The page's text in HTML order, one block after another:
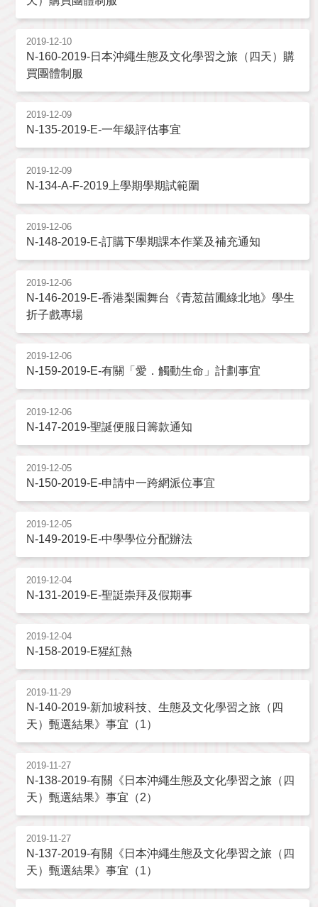
2019-12-10
N-160-2019-日本沖繩生態及文化學習之旅（四天）購
買團體制服
2019-12-09
N-135-2019-E-一年級評估事宜
2019-12-09
N-134-A-F-2019上學期學期試範圍
2019-12-06
N-148-2019-E-訂購下學期課本作業及補充通知
2019-12-06
N-146-2019-E-香港梨園舞台《青䓤苗圃綠北地》學生
折子戲專場
2019-12-06
N-159-2019-E-有關「愛．觸動生命」計劃事宜
2019-12-06
N-147-2019-聖誕便服日籌款通知
2019-12-05
N-150-2019-E-申請中一跨網派位事宜
2019-12-05
N-149-2019-E-中學學位分配辦法
2019-12-04
N-131-2019-E-聖誔崇拜及假期事
2019-12-04
N-158-2019-E猩紅熱
2019-11-29
N-140-2019-新加坡科技、生態及文化學習之旅（四
天）甄選結果》事宜（1）
2019-11-27
N-138-2019-有關《日本沖繩生態及文化學習之旅（四
天）甄選結果》事宜（2）
2019-11-27
N-137-2019-有關《日本沖繩生態及文化學習之旅（四
天）甄選結果》事宜（1）